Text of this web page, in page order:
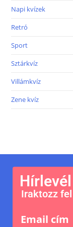
Napi kvízek
Retró
Sport
Sztárkvíz
Villámkvíz
Zene kvíz
Iraktozz
Email cím